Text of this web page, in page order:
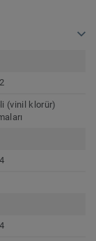
(vinil klorür)